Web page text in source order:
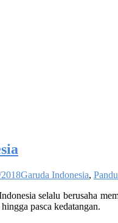
Garuda Indonesia,
selalu berusaha
pasca kedatangan.